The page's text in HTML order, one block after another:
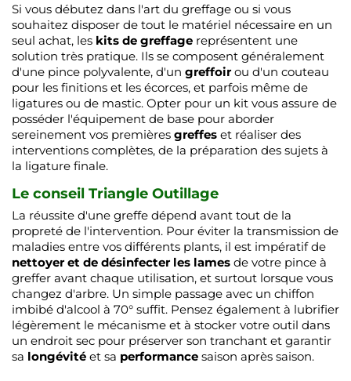
Si vous débutez dans l'art du greffage ou si vous
souhaitez disposer de tout le matériel nécessaire en un
seul achat, les kits de greffage représentent une
solution très pratique. Ils se composent généralement
d'une pince polyvalente, d'un greffoirou d'un couteau
pour les finitions et les écorces, et parfois même de
ligatures ou de mastic. Opter pour un kit vous assure de
posséder l'équipement de base pour aborder
sereinement vos premières greffes et réaliser des
interventions complètes, de la préparation des sujets à
la ligature finale.
Le conseil Triangle Outillage
La réussite d'une greffe dépend avant tout de la
propreté de l'intervention. Pour éviter la transmission de
maladies entre vos différents plants, il est impératif de
nettoyer et de désinfecter les lames de votre pince à
greffer avant chaque utilisation, et surtout lorsque vous
changez d'arbre. Un simple passage avec un chiffon
imbibé d'alcool à 70° suffit. Pensez également à lubrifier
légèrement le mécanisme et à stocker votre outil dans
un endroit sec pour préserver son tranchant et garantir
sa longévité et sa performance saison après saison.